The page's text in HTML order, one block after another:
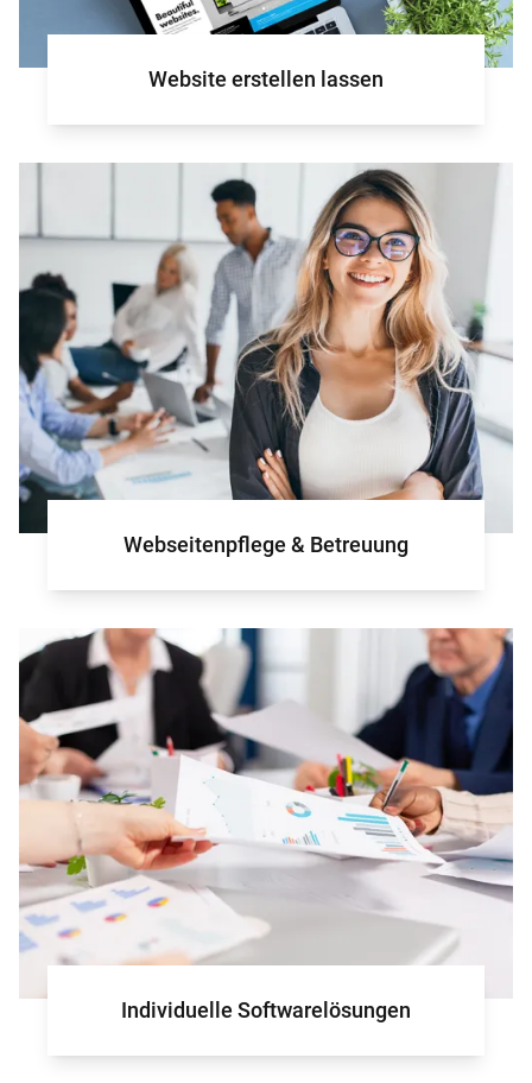
Website erstellen lassen
Webseitenpflege & Betreuung
Individuelle Softwarelösungenfür Ihr